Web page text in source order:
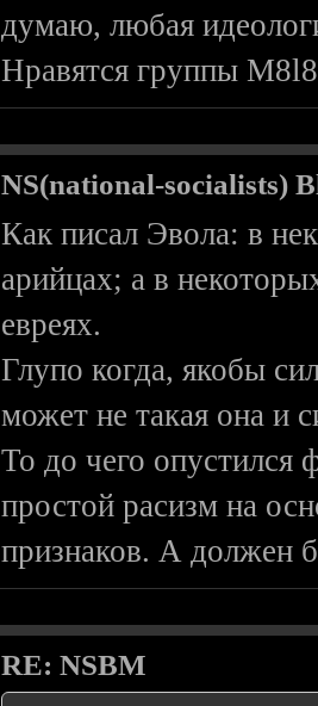
думаю, любая
Нравятся группы
NS(national-socialists)
Как писал Эвола: в
арийцах; а в
евреях.
Глупо когда, якобы
может не такая она и
То до чего опустился
простой расизм на
признаков. А должен
RE: NSBM